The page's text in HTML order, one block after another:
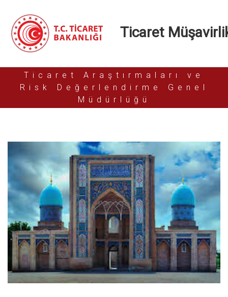
Ticaret
Ticaret Araştırmaları ve
Risk Değerlendirme Genel
Müdürlüğü